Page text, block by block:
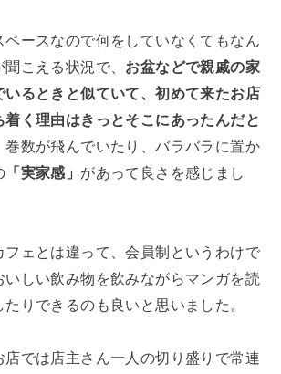
ペースなので何をしていなくてもなん
こえる状況で、 お盆などで親戚の家
いるときと似ていて、初めて来たお店
く理由はきっとそこにあったんだと
巻数が飛んでいたり、バラバラに置か
「実家感」 があって良さを感じまし
フェとは違って、会員制というわけで
いしい飲み物を飲みながらマンガを読
りできるのも良いと思いました。
店では店主さん一人の切り盛りで常連